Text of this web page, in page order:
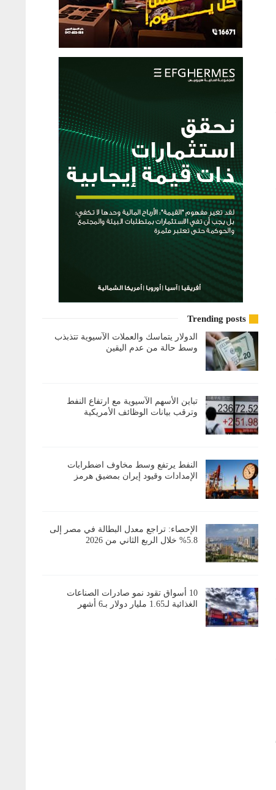
Trending posts
الدولار يتماسك والعملات الآسيوية تتذبذب
وسط حالة من عدم اليقين
تباين الأسهم الآسيوية مع ارتفاع النفط
وترقب بيانات الوظائف الأمريكية
النفط يرتفع وسط مخاوف اضطرابات
الإمدادات وقيود إيران بمضيق هرمز
الإحصاء: تراجع معدل البطالة في مصر إلى
5.8% خلال الربع الثاني من 2026
10 أسواق تقود نمو صادرات الصناعات
الغذائية لـ1.65 مليار دولار بـ6 أشهر